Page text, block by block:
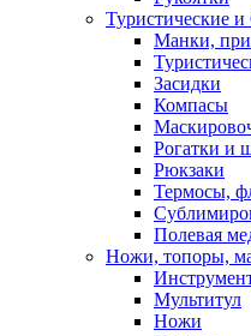
Туристические
Манки,
Засидки
Компасы
Рогатки и
Рюкзаки
Термосы,
Полевая
Ножи, топоры,
Мультитул
Ножи